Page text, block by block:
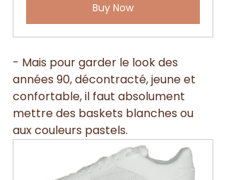
Buy Now
- Mais pour garder le look des
années 90, décontracté, jeune et
confortable, il faut absolument
mettre des baskets blanches ou
aux couleurs pastels.